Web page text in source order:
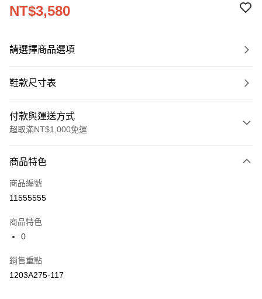
NT$3,580
請選擇商品選項
鞋款尺寸表
付款與運送方式
超取滿NT$1,000免運
信用卡一次付款
信用卡分期付款
合作金庫商業銀行
華南商業銀行
國泰世華商業銀行
臺灣中小企業銀行
運送方式
付款後全家取貨(僅限台灣本島，離島恕不配送) 預計5-7個工
商品特色
商品編號
11555555
商品特色
0
銷售重點
1203A275-117